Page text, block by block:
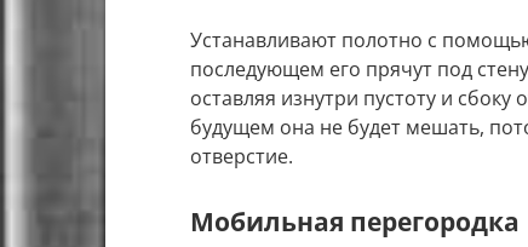
Устанавливают полотно с
последующем его прячут под
оставляя изнутри пустоту и сбоку
будущем она не будет мешать,
отверстие.
Мобильная перегородка